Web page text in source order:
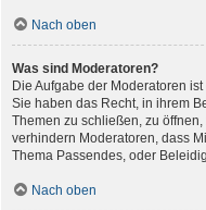
Nach oben
Was sind Moderatoren?
Die Aufgabe der Moderatoren
Sie haben das Recht, in ihrem
Themen zu schließen, zu
verhindern Moderatoren, dass
Thema Passendes, oder
Nach oben